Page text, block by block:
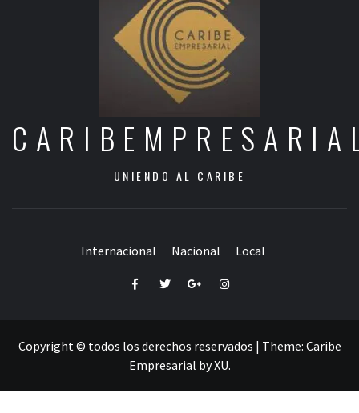
UNIENDO AL CARIBE
Internacional Nacional Local
FacebookTwitterGoogle+Instagram
Copyright © todos los derechos reservados | Theme: Caribe
Empresarial byXU.